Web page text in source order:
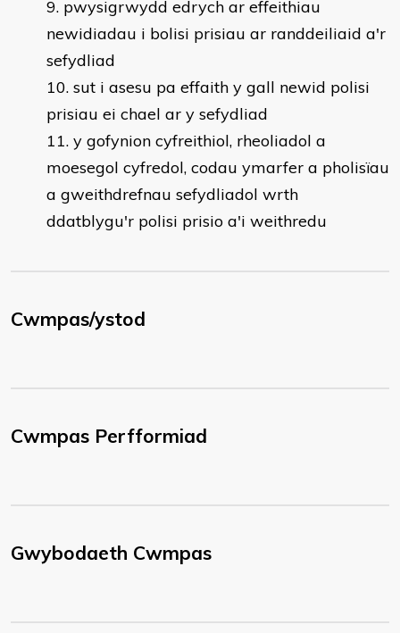
pwysigrwydd edrych ar effeithiau
newidiadau i bolisi prisiau ar randdeiliaid a'r
sefydliad
sut i asesu pa effaith y gall newid polisi
prisiau ei chael ar y sefydliad
y gofynion cyfreithiol, rheoliadol a
moesegol cyfredol, codau ymarfer a pholisïau
a gweithdrefnau sefydliadol wrth
ddatblygu'r polisi prisio a'i weithredu
Cwmpas/ystod
Cwmpas Perfformiad
Gwybodaeth Cwmpas